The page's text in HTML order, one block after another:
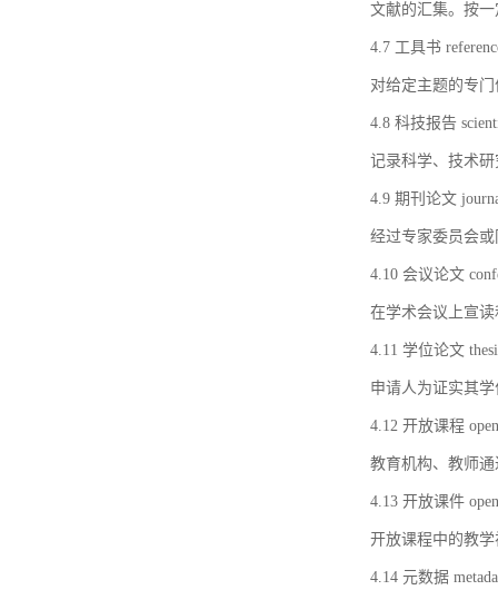
文献的汇集。按
4.7 工具书
对给定主题的专
4.8 科技报告
记录科学、技术
4.9 期刊论文
经过专家委员会
4.10 会议论文
在学术会议上宣
4.11 学位论文
申请人为证实其
4.12 开放课程
教育机构、教师
4.13 开放课件
开放课程中的教
4.14 元数据